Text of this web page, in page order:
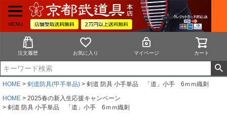
MENU
注文履歴 お気に入り マイページ カート
HOME 剣道防具(甲手単品)
剣道 防具 小手単品 「道」小手 6ｍｍ織刺
HOME
2025春の新入生応援キャンペーン
剣道 防具 小手単品 「道」小手 6ｍｍ織刺